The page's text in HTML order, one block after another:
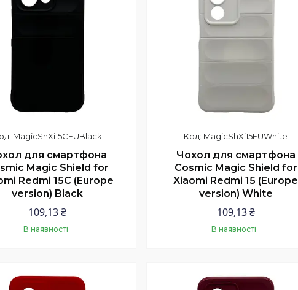
MagicShXi15CEUBlack
для смартфона
Magic Shield for
Redmi 15C (Europe
version) Black
109,13 ₴
В наявності
MagicShXi15EUWhite
Чохол для смартфона
Cosmic Magic Shield for
Xiaomi Redmi 15 (Europe
version) White
109,13 ₴
В наявності